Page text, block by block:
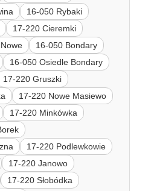
16-050 Rybaki
17-220 Cieremki
16-050 Bondary
16-050 Osiedle Bondary
17-220 Gruszki
17-220 Nowe Masiewo
17-220 Minkówka
17-220 Podlewkowie
17-220 Janowo
17-220 Słobódka